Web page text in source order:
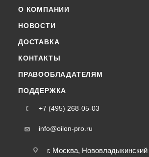
О КОМПАНИИ
НОВОСТИ
ДОСТАВКА
КОНТАКТЫ
ПРАВООБЛАДАТЕЛЯМ
ПОДДЕРЖКА
+7 (495) 268-05-03
info@oilon-pro.ru
г. Москва,